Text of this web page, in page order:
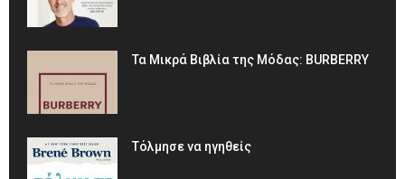
Τα Μικρά Βιβλία της Μόδας: BURBERRY
Τόλμησε να ηγηθείς